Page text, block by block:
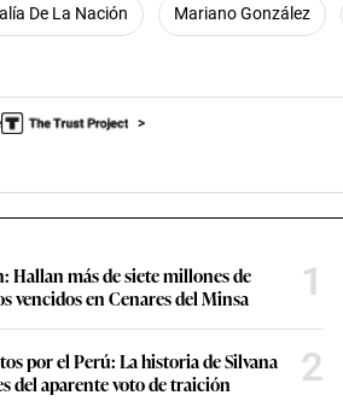
De La Nación Mariano González
Hallan más de siete millones de
vencidos en Cenares del Minsa
1
por el Perú: La historia de Silvana
del aparente voto de traición
2